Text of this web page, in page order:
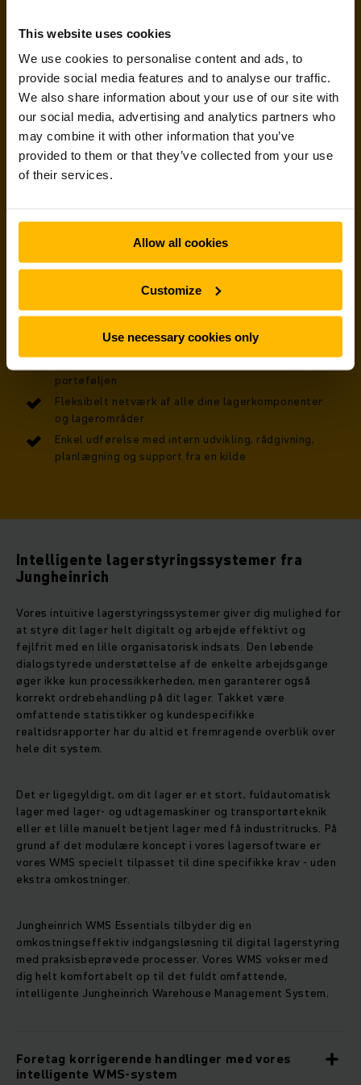
This website uses cookies
We use cookies to personalise content and ads, to
provide social media features and to analyse our traffic.
We also share information about your use of our site with
our social media, advertising and analytics partners who
may combine it with other information that you’ve
provided to them or that they’ve collected from your use
of their services.
Allow all cookies
Customize
Use necessary cookies only
softwareløsninger og digitale produkter
Bred portefølje til intelligent styring af din
lagerlogistik og flåder
Bredt udvalg af automatiske, robot- og AGV-
State-of-the-art og fremtidssikrede løsninger
porteføljen
Fleksibelt netværk af alle dine lagerkomponenter
og lagerområder
Enkel udførelse med intern udvikling, rådgivning,
planlægning og support fra en kilde
Intelligente lagerstyringssystemer fra
Jungheinrich
Vores intuitive lagerstyringssystemer giver dig mulighed for
at styre dit lager helt digitalt og arbejde effektivt og
fejlfrit med en lille organisatorisk indsats. Den løbende
dialogstyrede understøttelse af de enkelte arbejdsgange
øger ikke kun processikkerheden, men garanterer også
korrekt ordrebehandling på dit lager. Takket være
omfattende statistikker og kundespecifikke
realtidsrapporter har du altid et fremragende overblik over
hele dit system.
Det er ligegyldigt, om dit lager er et stort, fuldautomatisk
lager med lager- og udtagemaskiner og transportørteknik
eller et lille manuelt betjent lager med få industritrucks. På
grund af det modulære koncept i vores lagersoftware er
vores WMS specielt tilpasset til dine specifikke krav - uden
ekstra omkostninger.
Jungheinrich WMS Essentials tilbyder dig en
omkostningseffektiv indgangsløsning til digital lagerstyring
med praksisbeprøvede processer. Vores WMS vokser med
dig helt komfortabelt op til det fuldt omfattende,
intelligente Jungheinrich Warehouse Management System.
Foretag korrigerende handlinger med vores
intelligente WMS-system